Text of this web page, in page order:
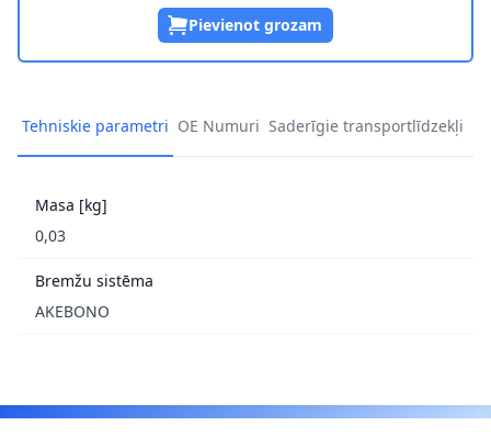
Pievienot grozam
Tehniskie parametri OE Numuri Saderīgie transportlīdzekļi
Masa [kg]
0,03
Bremžu sistēma
AKEBONO